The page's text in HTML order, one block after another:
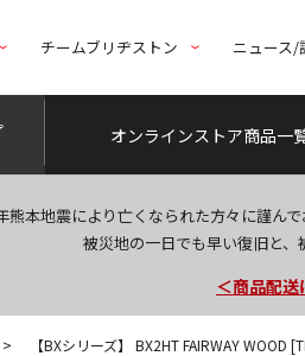
チームブリヂストン ニュース/
オンラインストア商品一
熊本地震により亡くなられた方々に謹ん
被災地の一日でも早い復旧と、
今なら新規
＜商品配送
＜夏季休暇
> 【BXシリーズ】 BX2HT FAIRWAY WOOD